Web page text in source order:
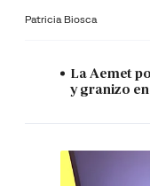
Patricia Biosca
La Aemet
y granizo